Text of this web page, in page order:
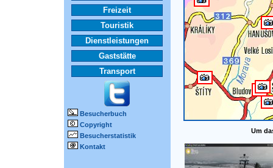
Freizeit
Touristik
Dienstleistungen
Gaststätte
Transport
Besucherbuch
Copyright
Besucherstatistik
Kontakt
Um